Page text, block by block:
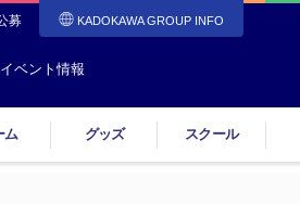
募 KADOKAWA GROUP INFO
イベント情報
ム グッズ スクール